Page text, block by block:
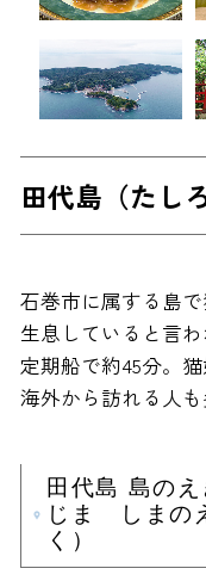
田代島（たし
石巻市に属する島
生息していると言
定期船で約45分。
海外から訪れる人も
田代島 島の
じま しまの
く）